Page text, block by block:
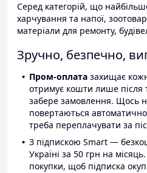
Серед категорій, що
харчування та напої,
матеріали для ремонту,
Зручно, безпечно,
Пром-оплата захищає
отримує кошти лише після
забере замовлення. Щось
повертаються
треба переплачувати за
З підпискою Smart —
Україні за 50 грн на
покупки, щоб підписка